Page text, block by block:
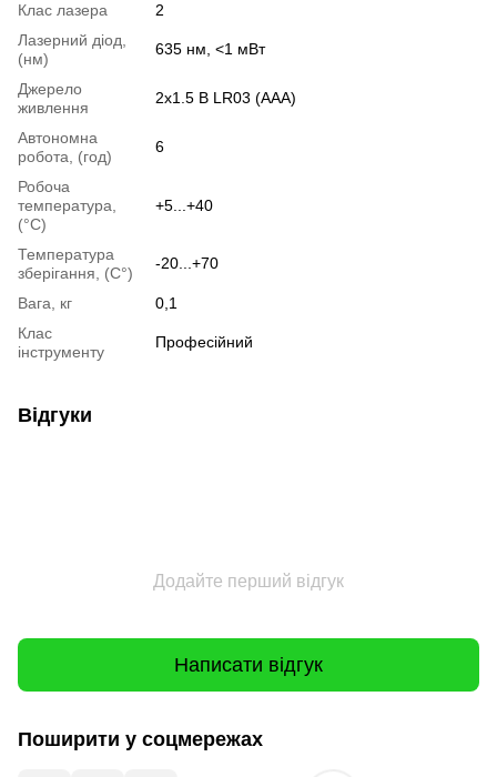
Клас лазера
2
Лазерний діод,
(нм)
635 нм, <1 мВт
Джерело
живлення
2х1.5 В LR03 (AAA)
Автономна
робота, (год)
6
Робоча
температура,
(°С)
+5...+40
Температура
зберігання, (С°)
-20...+70
Вага, кг
0,1
Клас
інструменту
Професійний
Відгуки
Додайте перший відгук
Написати відгук
Поширити у соцмережах